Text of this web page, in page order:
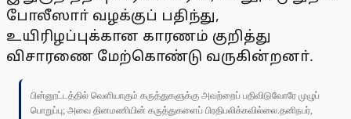
போலீஸாா் வழக்குப் பதிந்து,
உயிரிழப்புக்கான காரணம் குறித்து
விசாரணை மேற்கொண்டு வருகின்றனா்.
பின்னூட்டத்தில் வெளியாகும் கருத்துகளுக்கு அவற்றைப் பதிவிடுவோரே முழுப்
பொறுப்பு; அவை தினமணியின் கருத்துகளைப் பிரதிபலிக்கவில்லை.தனிநபர்,